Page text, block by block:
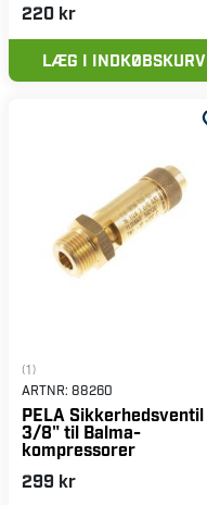
220 kr
LÆG I INDKØBSKURV
(1)
ARTNR: 88260
PELA Sikkerhedsventil
3/8" til Balma-
kompressorer
299 kr